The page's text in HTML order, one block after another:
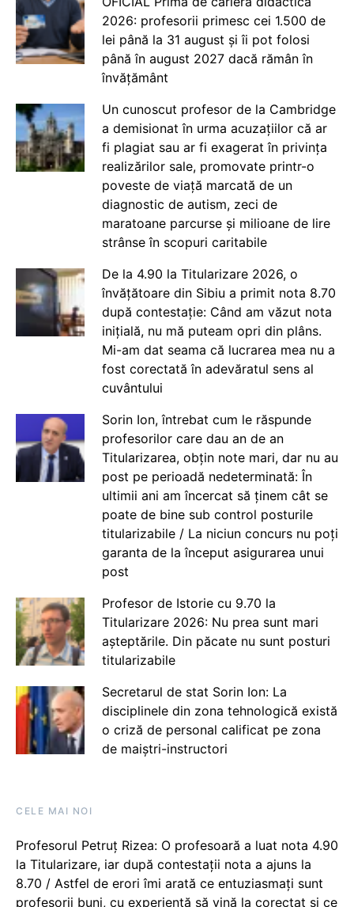
2026: profesorii primesc cei 1.500 de
lei până la 31 august și îi pot folosi
până în august 2027 dacă rămân în
învățământ
Un cunoscut profesor de la Cambridge
a demisionat în urma acuzațiilor că ar
fi plagiat sau ar fi exagerat în privința
realizărilor sale, promovate printr-o
poveste de viață marcată de un
diagnostic de autism, zeci de
maratoane parcurse și milioane de lire
strânse în scopuri caritabile
De la 4.90 la Titularizare 2026, o
învățătoare din Sibiu a primit nota 8.70
după contestație: Când am văzut nota
inițială, nu mă puteam opri din plâns.
Mi-am dat seama că lucrarea mea nu a
fost corectată în adevăratul sens al
cuvântului
Sorin Ion, întrebat cum le răspunde
profesorilor care dau an de an
Titularizarea, obțin note mari, dar nu au
post pe perioadă nedeterminată: În
ultimii ani am încercat să ținem cât se
poate de bine sub control posturile
titularizabile / La niciun concurs nu poți
garanta de la început asigurarea unui
post
Profesor de Istorie cu 9.70 la
Titularizare 2026: Nu prea sunt mari
așteptările. Din păcate nu sunt posturi
titularizabile
Secretarul de stat Sorin Ion: La
disciplinele din zona tehnologică există
o criză de personal calificat pe zona
de maiștri-instructori
CELE MAI NOI
Profesorul Petruț Rizea: O profesoară a luat nota 4.90
la Titularizare, iar după contestații nota a ajuns la
8.70 / Astfel de erori îmi arată ce entuziasmați sunt
profesorii buni, cu experiență să vină la corectat și ce